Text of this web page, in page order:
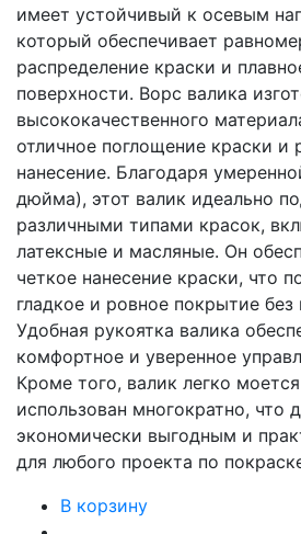
имеет устойчивый к осевым
который обеспечивает
распределение краски и
поверхности. Ворс валика
высококачественного
отличное поглощение краски и
нанесение. Благодаря
дюйма), этот валик идеально
различными типами красок,
латексные и масляные. Он
четкое нанесение краски, что
гладкое и ровное покрытие
Удобная рукоятка валика
комфортное и уверенное
Кроме того, валик легко
использован многократно, что
экономически выгодным и
для любого проекта по
В корзину